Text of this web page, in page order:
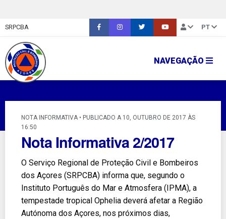
SRPCBA PT
NAVEGAÇÃO
NOTA INFORMATIVA • PUBLICADO A 10, OUTUBRO DE 2017 ÀS
16:50
Nota Informativa 2/2017
O Serviço Regional de Proteção Civil e Bombeiros
dos Açores (SRPCBA) informa que, segundo o
Instituto Português do Mar e Atmosfera (IPMA), a
tempestade tropical Ophelia deverá afetar a Região
Autónoma dos Açores, nos próximos dias,